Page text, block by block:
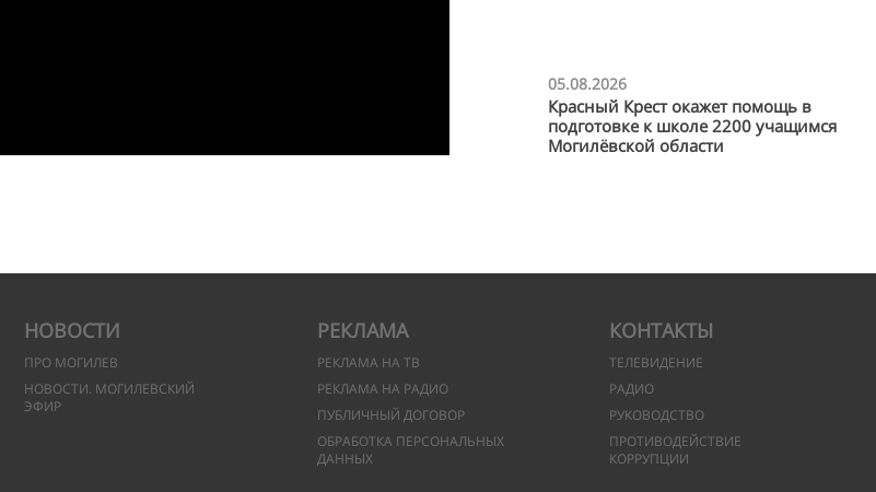
05.08.2026
Красный Крест окажет помощь в
подготовке к школе 2200 учащимся
Могилёвской области
НОВОСТИ
ПРО МОГИЛЕВ
НОВОСТИ. МОГИЛЕВСКИЙ
ЭФИР
РЕКЛАМА
РЕКЛАМА НА ТВ
РЕКЛАМА НА РАДИО
ПУБЛИЧНЫЙ ДОГОВОР
ОБРАБОТКА ПЕРСОНАЛЬНЫХ
ДАННЫХ
КОНТАКТЫ
ТЕЛЕВИДЕНИЕ
РАДИО
РУКОВОДСТВО
ПРОТИВОДЕЙСТВИЕ
КОРРУПЦИИ